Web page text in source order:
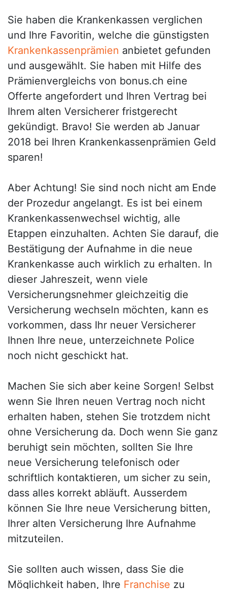
Sie haben die Krankenkassen verglichen
und Ihre Favoritin, welche die günstigsten
Krankenkassenprämien anbietet gefunden
und ausgewählt. Sie haben mit Hilfe des
Prämienvergleichs von bonus.ch eine
Offerte angefordert und Ihren Vertrag bei
Ihrem alten Versicherer fristgerecht
gekündigt. Bravo! Sie werden ab Januar
2018 bei Ihren Krankenkassenprämien Geld
sparen!
Aber Achtung! Sie sind noch nicht am Ende
der Prozedur angelangt. Es ist bei einem
Krankenkassenwechsel wichtig, alle
Etappen einzuhalten. Achten Sie darauf, die
Bestätigung der Aufnahme in die neue
Krankenkasse auch wirklich zu erhalten. In
dieser Jahreszeit, wenn viele
Versicherungsnehmer gleichzeitig die
Versicherung wechseln möchten, kann es
vorkommen, dass Ihr neuer Versicherer
Ihnen Ihre neue, unterzeichnete Police
noch nicht geschickt hat.
Machen Sie sich aber keine Sorgen! Selbst
wenn Sie Ihren neuen Vertrag noch nicht
erhalten haben, stehen Sie trotzdem nicht
ohne Versicherung da. Doch wenn Sie ganz
beruhigt sein möchten, sollten Sie Ihre
neue Versicherung telefonisch oder
schriftlich kontaktieren, um sicher zu sein,
dass alles korrekt abläuft. Ausserdem
können Sie Ihre neue Versicherung bitten,
Ihrer alten Versicherung Ihre Aufnahme
mitzuteilen.
Sie sollten auch wissen, dass Sie die
Möglichkeit haben, Ihre Franchise zu